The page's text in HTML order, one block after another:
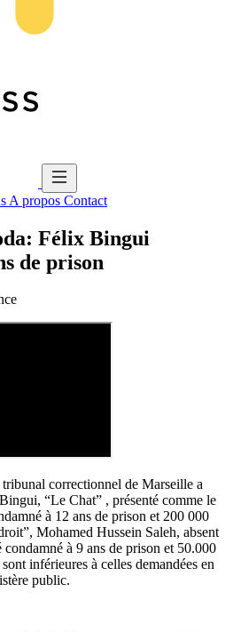
A propos Contact
Félix Bingui
de prison
correctionnel de Marseille a
“Le Chat” , présenté comme le
à 12 ans de prison et 200 000
Mohamed Hussein Saleh, absent
à 9 ans de prison et 50.000
inférieures à celles demandées en
public.